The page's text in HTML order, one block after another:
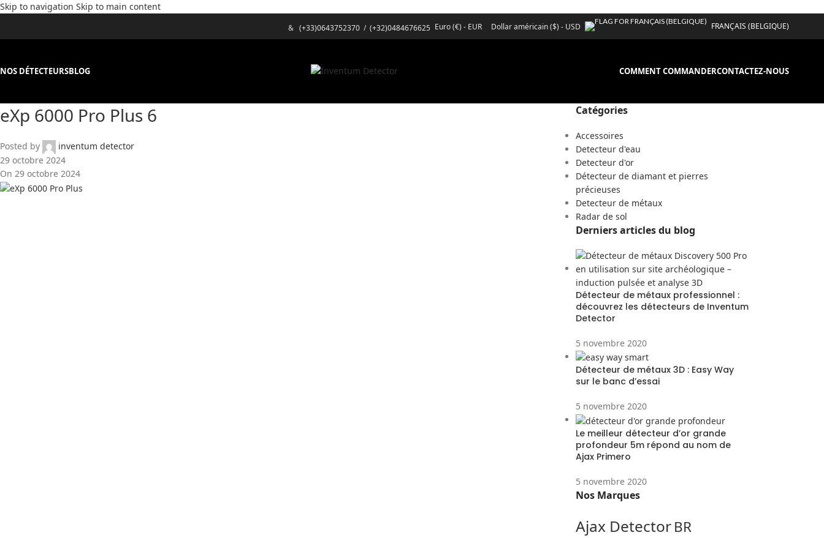
Skip to navigation Skip to main content
& (+33)0643752370/ (+32)0484676625 Euro (€) - EUR Dollar américain ($) - USD FRANÇAIS (BELGIQUE)
NOS DÉTECTEURSBLOG COMMENT COMMANDERCONTACTEZ-NOUS
eXp 6000 Pro Plus 6
Posted by
inventum detector
29 octobre 2024
On 29 octobre 2024
Catégories
Accessoires
Detecteur d'eau
Detecteur d'or
Détecteur de diamant et pierres
précieuses
Detecteur de métaux
Radar de sol
Derniers articles du blog
Détecteur de métaux professionnel :
découvrez les détecteurs de Inventum
Detector
5 novembre 2020
Détecteur de métaux 3D : Easy Way
sur le banc d’essai
5 novembre 2020
Le meilleur détecteur d’or grande
profondeur 5m répond au nom de
Ajax Primero
5 novembre 2020
Nos Marques
Ajax DetectorBR